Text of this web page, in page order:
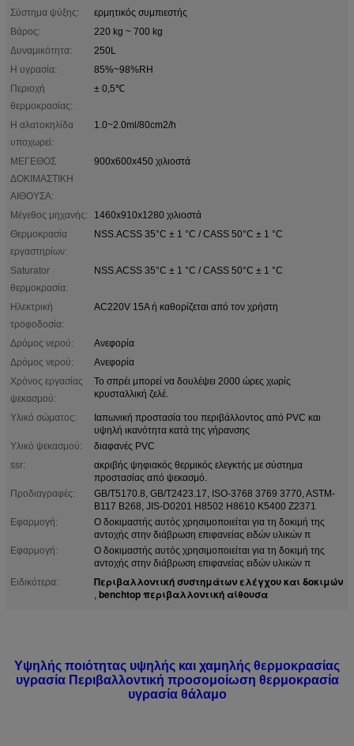
Σύστημα ψύξης:
ερμητικός συμπιεστής
Βάρος:
220 kg ~ 700 kg
Δυναμικότητα:
250L
Η υγρασία:
85%~98%RH
Περιοχή
θερμοκρασίας:
± 0,5℃
Η αλατοκηλίδα
υποχωρεί:
1.0~2.0ml/80cm2/h
ΜΕΓΕΘΟΣ
ΔΟΚΙΜΑΣΤΙΚΗ
ΑΙΘΟΥΣΑ:
900x600x450 χιλιοστά
Μέγεθος μηχανής:
1460x910x1280 χιλιοστά
Θερμοκρασία
εργαστηρίων:
NSS.ACSS 35°C ± 1 °C / CASS 50°C ± 1 °C
Saturator
θερμοκρασία:
NSS.ACSS 35°C ± 1 °C / CASS 50°C ± 1 °C
Ηλεκτρική
τροφοδοσία:
AC220V 15A ή καθορίζεται από τον χρήστη
Δρόμος νερού:
Ανεφορία
Δρόμος νερού:
Ανεφορία
Χρόνος εργασίας
ψεκασμού:
Το σπρέι μπορεί να δουλέψει 2000 ώρες χωρίς
κρυσταλλική ζελέ.
Υλικό σώματος:
Ιαπωνική προστασία του περιβάλλοντος από PVC και
υψηλή ικανότητα κατά της γήρανσης
Υλικό ψεκασμού:
διαφανές PVC
ssr:
ακριβής ψηφιακός θερμικός ελεγκτής με σύστημα
προστασίας από ψεκασμό.
Προδιαγραφές:
GB/T5170.8, GB/T2423.17, ISO-3768 3769 3770, ASTM-
B117 B268, JIS-D0201 H8502 H8610 K5400 Z2371
Εφαρμογή:
Ο δοκιμαστής αυτός χρησιμοποιείται για τη δοκιμή της
αντοχής στην διάβρωση επιφανείας ειδών υλικών π
Εφαρμογή:
Ο δοκιμαστής αυτός χρησιμοποιείται για τη δοκιμή της
αντοχής στην διάβρωση επιφανείας ειδών υλικών π
Ειδικότερα:
Περιβαλλοντική συστημάτων ελέγχου και δοκιμών
, benchtop περιβαλλοντική αίθουσα
Υψηλής ποιότητας υψηλής και χαμηλής θερμοκρασίας
υγρασία Περιβαλλοντική προσομοίωση θερμοκρασία
υγρασία θάλαμο